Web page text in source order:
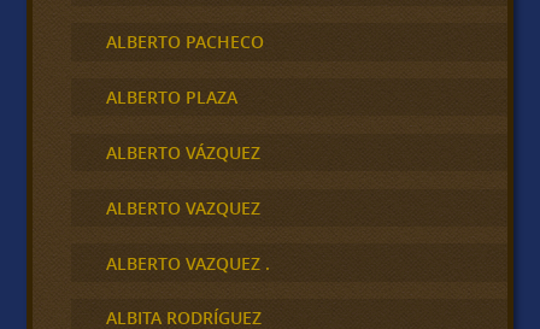
ALBERTO PACHECO
ALBERTO PLAZA
ALBERTO VÁZQUEZ
ALBERTO VAZQUEZ
ALBERTO VAZQUEZ .
ALBITA RODRÍGUEZ